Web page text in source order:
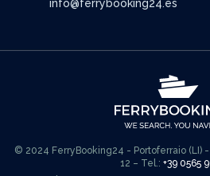
info@ferrybooking24.es
© 2024 FerryBooking24 - Portoferraio (LI) -
12 – Tel.: +39 0565